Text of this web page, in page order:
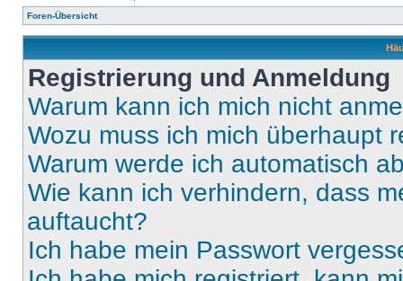
Foren-Übersicht
Registrierung und Anmeldung
Warum kann ich mich nicht
Wozu muss ich mich überhaupt
Warum werde ich automatisch
Wie kann ich verhindern, dass
auftaucht?
Ich habe mein Passwort